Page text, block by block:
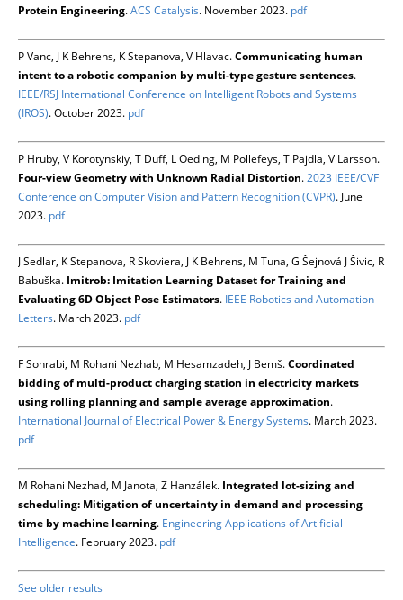
Protein Engineering.ACS Catalysis. November 2023. pdf
P Vanc, J K Behrens, K Stepanova, V Hlavac.Communicating human
intent to a robotic companion by multi-type gesture sentences.
IEEE/RSJ International Conference on Intelligent Robots and Systems
(IROS). October 2023. pdf
P Hruby, V Korotynskiy, T Duff, L Oeding, M Pollefeys, T Pajdla, V Larsson.
Four-view Geometry with Unknown Radial Distortion.2023 IEEE/CVF
Conference on Computer Vision and Pattern Recognition (CVPR). June
2023. pdf
J Sedlar, K Stepanova, R Skoviera, J K Behrens, M Tuna, G Šejnová J Šivic, R
Babuška. Imitrob: Imitation Learning Dataset for Training and
Evaluating 6D Object Pose Estimators. IEEE Robotics and Automation
Letters. March 2023. pdf
F Sohrabi, M Rohani Nezhab, M Hesamzadeh, J Bemš.Coordinated
bidding of multi-product charging station in electricity markets
using rolling planning and sample average approximation.
International Journal of Electrical Power & Energy Systems. March 2023.
pdf
M Rohani Nezhad, M Janota, Z Hanzálek. Integrated lot-sizing and
scheduling: Mitigation of uncertainty in demand and processing
time by machine learning. Engineering Applications of Artificial
Intelligence. February 2023. pdf
See older results